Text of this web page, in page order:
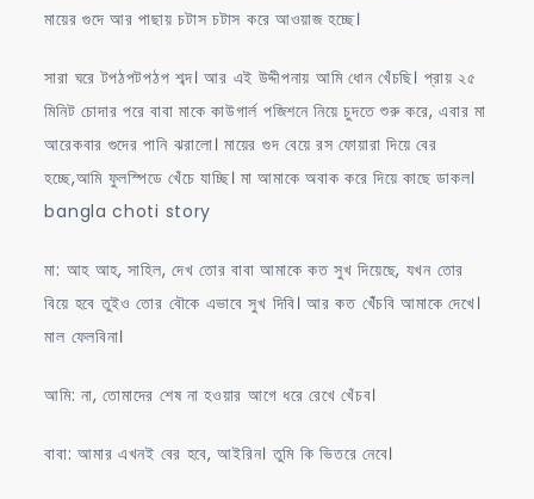
মায়ের গুদে আর পাছায় চটাস চটাস করে আওয়াজ হচ্ছে।
সারা ঘরে টপঠপটপঠপ শব্দ। আর এই উদ্দীপনায় আমি ধোন খেঁচছি। প্রায় ২৫
মিনিট চোদার পরে বাবা মাকে কাউগার্ল পজিশনে নিয়ে চুদতে শুরু করে, এবার মা
আরেকবার গুদের পানি ঝরালো। মায়ের গুদ বেয়ে রস ফোয়ারা দিয়ে বের
হচ্ছে,আমি ফুলস্পিডে খেঁচে যাচ্ছি। মা আমাকে অবাক করে দিয়ে কাছে ডাকল।
bangla choti story
মা: আহ আহ, সাহিল, দেখ তোর বাবা আমাকে কত সুখ দিয়েছে, যখন তোর
বিয়ে হবে তুইও তোর বৌকে এভাবে সুখ দিবি। আর কত খেঁঁচবি আমাকে দেখে।
মাল ফেলবিনা।
আমি: না, তোমাদের শেষ না হওয়ার আগে ধরে রেখে খেঁচব।
বাবা: আমার এখনই বের হবে, আইরিন। তুমি কি ভিতরে নেবে।